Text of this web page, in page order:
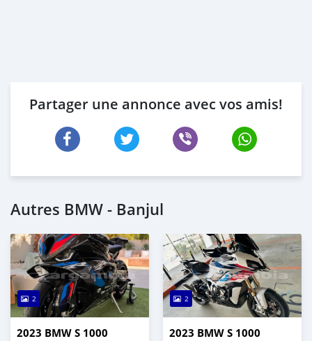
Partager une annonce avec vos amis!
Autres BMW - Banjul
2
2023 BMW S 1000
2
2023 BMW S 1000